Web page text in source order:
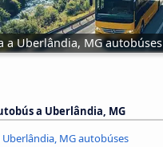
a Uberlândia, MG autobúses
a Uberlândia, MG
Uberlândia, MG autobúses